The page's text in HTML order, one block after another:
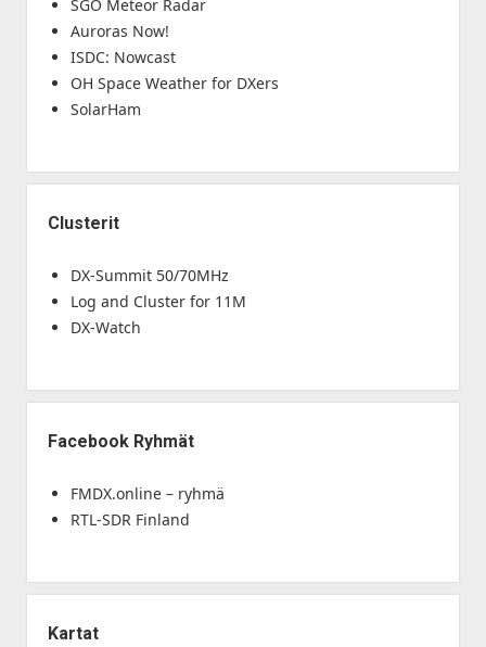
SGO Meteor Radar
Auroras Now!
ISDC: Nowcast
OH Space Weather for DXers
SolarHam
Clusterit
DX-Summit 50/70MHz
Log and Cluster for 11M
DX-Watch
Facebook Ryhmät
FMDX.online – ryhmä
RTL-SDR Finland
Kartat